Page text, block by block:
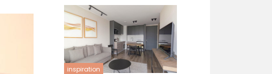
inspiration